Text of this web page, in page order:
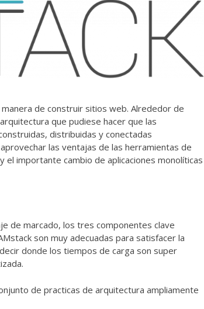
manera de construir sitios web. Alrededor de
que pudiese hacer que las
distribuidas y conectadas
las ventajas de las herramientas de
importante cambio de aplicaciones monolíticas
de marcado, los tres componentes clave
son muy adecuadas para satisfacer la
donde los tiempos de carga son super
de practicas de arquitectura ampliamente